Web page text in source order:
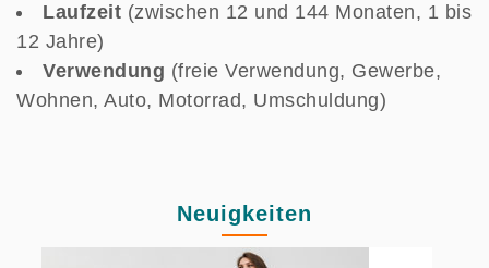
Laufzeit (zwischen 12 und 144 Monaten, 1 bis
12 Jahre)
Verwendung (freie Verwendung, Gewerbe,
Wohnen, Auto, Motorrad, Umschuldung)
Neuigkeiten